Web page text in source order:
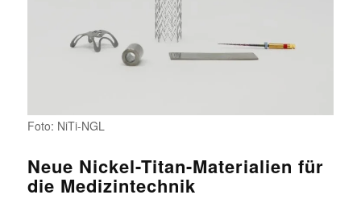
Foto: NiTi-NGL
Neue Nickel-Titan-Materialien für
die Medizintechnik